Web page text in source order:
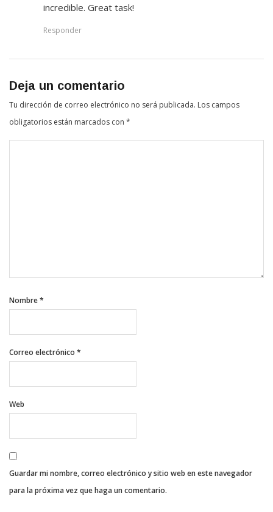
incredible. Great task!
Responder
Deja un comentario
Tu dirección de correo electrónico no será publicada. Los campos
obligatorios están marcados con *
Nombre*
Correo electrónico *
Web
Guardar mi nombre, correo electrónico y sitio web en este navegador
para la próxima vez que haga un comentario.